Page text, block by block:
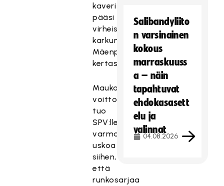
kaveri
pääsi
virheistä
karkumatkalle,
Mäenpää
kertasi.
Maukas
voitto
tuo
SPV:lle
varmasti
uskoa
siihen,
että
runkosarjaa
Salibandyliito
n varsinainen
kokous
marraskuuss
a – näin
tapahtuvat
ehdokasasett
elu ja
valinnat
04.08.2026